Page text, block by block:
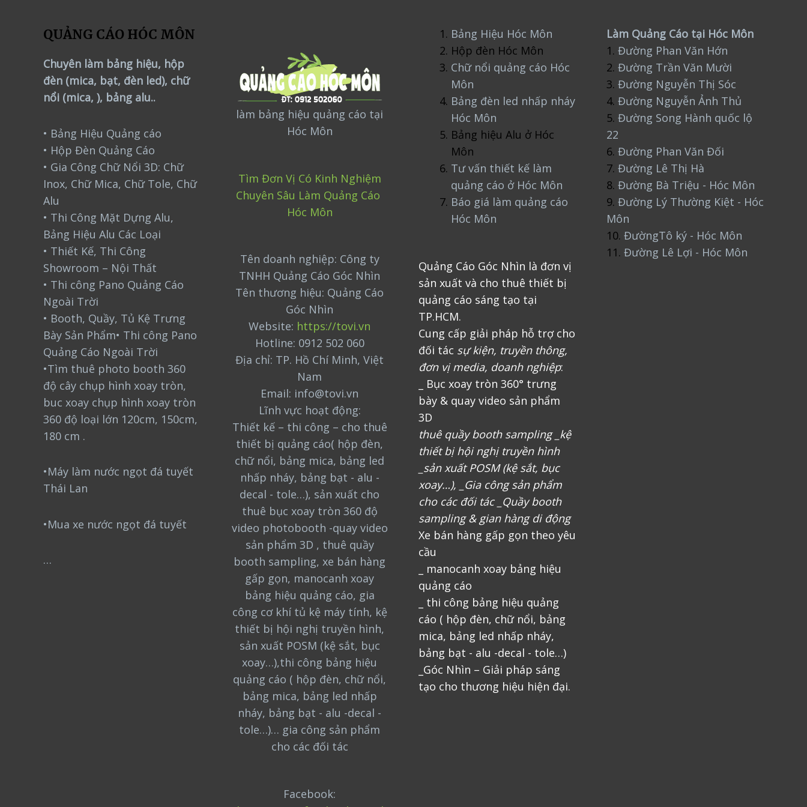
QUẢNG CÁO HÓC MÔN
Chuyên làm bảng hiệu, hộp
đèn (mica, bạt, đèn led), chữ
nổi (mica, ), bảng alu..
• Bảng Hiệu Quảng cáo
• Hộp Đèn Quảng Cáo
• Gia Công Chữ Nổi 3D: Chữ
Inox, Chữ Mica, Chữ Tole, Chữ
Alu
• Thi Công Mặt Dựng Alu,
Bảng Hiệu Alu Các Loại
• Thiết Kế, Thi Công
Showroom – Nội Thất
• Thi công Pano Quảng Cáo
Ngoài Trời
• Booth, Quầy, Tủ Kệ Trưng
Bày Sản Phẩm• Thi công Pano
Quảng Cáo Ngoài Trời
•Tìm thuê photo booth 360
độ cây chụp hình xoay tròn,
buc xoay chụp hình xoay tròn
360 độ loại lớn 120cm, 150cm,
180 cm .
•Máy làm nước ngọt đá tuyết
Thái Lan
•Mua xe nước ngọt đá tuyết
…
làm bảng hiệu quảng cáo tại
Hóc Môn
Tìm Đơn Vị Có Kinh Nghiệm
Chuyên Sâu Làm Quảng Cáo
Hóc Môn
Tên doanh nghiệp: Công ty
TNHH Quảng Cáo Góc Nhìn
Tên thương hiệu: Quảng Cáo
Góc Nhìn
Website: https://tovi.vn
Hotline: 0912 502 060
Địa chỉ: TP. Hồ Chí Minh, Việt
Nam
Email: info@tovi.vn
Lĩnh vực hoạt động:
Thiết kế – thi công – cho thuê
thiết bị quảng cáo( hộp đèn,
chữ nổi, bảng mica, bảng led
nhấp nháy, bảng bạt - alu -
decal - tole…), sản xuất cho
thuê bục xoay tròn 360 độ
video photobooth -quay video
sản phẩm 3D , thuê quầy
booth sampling, xe bán hàng
gấp gọn, manocanh xoay
bảng hiệu quảng cáo, gia
công cơ khí tủ kệ máy tính, kệ
thiết bị hội nghị truyền hình,
sản xuất POSM (kệ sắt, bục
xoay…),thi công bảng hiệu
quảng cáo ( hộp đèn, chữ nổi,
bảng mica, bảng led nhấp
nháy, bảng bạt - alu -decal -
tole…)… gia công sản phẩm
cho các đối tác
Facebook:
Bảng Hiệu Hóc Môn
Hộp đèn Hóc Môn
Chữ nổi quảng cáo Hóc
Môn
Bảng đèn led nhấp nháy
Hóc Môn
Bảng hiệu Alu ở Hóc
Môn
Tư vấn thiết kế làm
quảng cáo ở Hóc Môn
Báo giá làm quảng cáo
Hóc Môn
Quảng Cáo Góc Nhìn là đơn vị
sản xuất và cho thuê thiết bị
quảng cáo sáng tạo tại
TP.HCM.
Cung cấp giải pháp hỗ trợ cho
đối tác sự kiện, truyền thông,
đơn vị media, doanh nghiệp:
_ Bục xoay tròn 360° trưng
bày & quay video sản phẩm
3D
thuê quầy booth sampling _kệ
thiết bị hội nghị truyền hình
_sản xuất POSM (kệ sắt, bục
xoay…), _Gia công sản phẩm
cho các đối tác _Quầy booth
sampling & gian hàng di động
Xe bán hàng gấp gọn theo yêu
cầu
_ manocanh xoay bảng hiệu
quảng cáo
_ thi công bảng hiệu quảng
cáo ( hộp đèn, chữ nổi, bảng
mica, bảng led nhấp nháy,
bảng bạt - alu -decal - tole…)
_Góc Nhìn – Giải pháp sáng
tạo cho thương hiệu hiện đại.
Làm Quảng Cáo tại Hóc Môn
1. Đường Phan Văn Hớn
2. Đường Trần Văn Mười
3. Đường Nguyễn Thị Sóc
4. Đường Nguyễn Ảnh Thủ
5. Đường Song Hành quốc lộ
22
6. Đường Phan Văn Đối
7. Đường Lê Thị Hà
8. Đường Bà Triệu - Hóc Môn
9. Đường Lý Thường Kiệt - Hóc
Môn
10. ĐườngTô ký - Hóc Môn
11. Đường Lê Lợi - Hóc Môn